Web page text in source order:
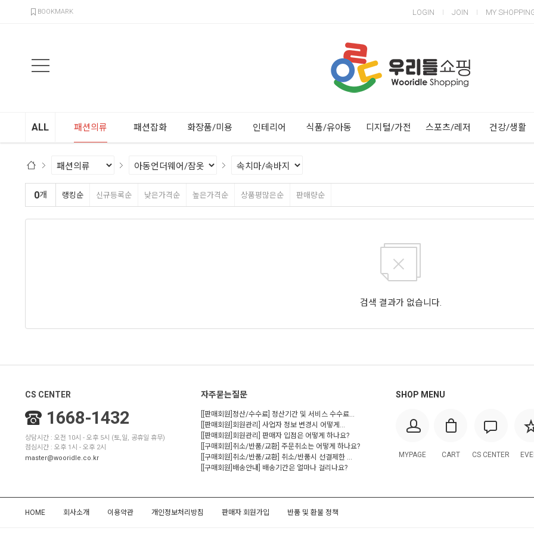
BOOKMARK LOGIN JOIN MY
ALL 패션의류 패션잡화 화장품/미용 인테리어 식품/유아동 디지털/가전 스포츠/레저 건강/생활
0개 랭킹순 신규등록순 낮은가격순 높은가격순 상품평많은순 판매량순
검색 결과가 없습니다.
CS CENTER
1668-1432
상담시간 : 오전 10시 - 오후 5시 (토,일, 공휴일 휴무)
점심시간 : 오후 1시 - 오후 2시
master@wooridle.co.kr
자주묻는질문
[[판매회원]정산/수수료] 정산기간 및 서비스 수수료...
[[판매회원]회원관리] 사업자 정보 변경시 어떻게...
[[판매회원]회원관리] 판매자 입점은 어떻게 하나요?
[[구매회원]취소/반품/교환] 주문취소는 어떻게 하나요?
[[구매회원]취소/반품/교환] 취소/반품시 선결제한 ...
[[구매회원]배송안내] 배송기간은 얼마나 걸리나요?
SHOP MENU
MYPAGE CART CS CENTER
HOME 회사소개 이용약관 개인정보처리방침 판매자 회원가입 반품 및 환불 정책